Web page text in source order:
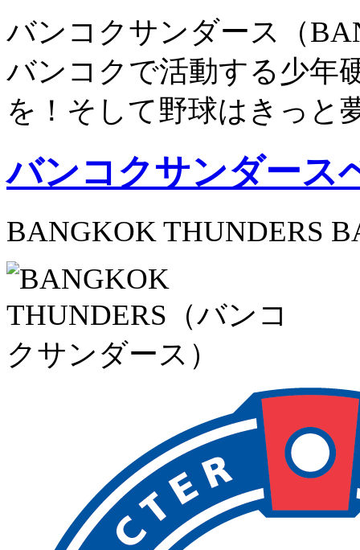
バンコクサンダース（
バンコクで活動する少年
を！そして野球はきっと
バンコクサンダース
BANGKOK THUNDERS